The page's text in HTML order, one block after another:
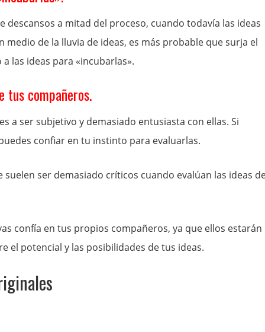
descansos a mitad del proceso, cuando todavía las ideas
medio de la lluvia de ideas, es más probable que surja el
las ideas para «incubarlas».
tus compañeros.
a ser subjetivo y demasiado entusiasta con ellas. Si
confiar en tu instinto para evaluarlas.
ser demasiado críticos cuando evalúan las ideas
confía en tus propios compañeros, ya que ellos estarán
el potencial y las posibilidades de tus ideas.